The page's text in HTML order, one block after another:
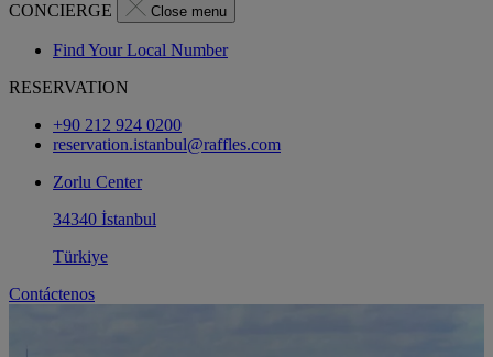
CONCIERGE Close menu
Find Your Local Number
RESERVATION
+90 212 924 0200
reservation.istanbul@raffles.com
Zorlu Center
34340 İstanbul
Türkiye
Contáctenos